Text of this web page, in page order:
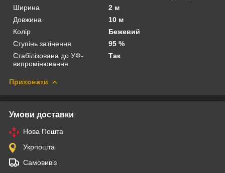
Ширина
2 м
Довжина
10 м
Колір
Бежевий
Ступінь затінення
95 %
Стабілізована до УФ-
випромінювання
Так
Приховати
Умови доставки
Нова Пошта
Укрпошта
Самовивіз